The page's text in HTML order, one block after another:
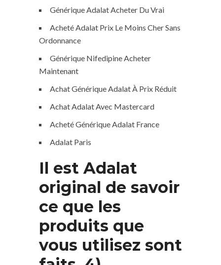
Générique Adalat Acheter Du Vrai
Acheté Adalat Prix Le Moins Cher Sans
Ordonnance
Générique Nifedipine Acheter
Maintenant
Achat Générique Adalat À Prix Réduit
Achat Adalat Avec Mastercard
Acheté Générique Adalat France
Adalat Paris
Il est Adalat
original de savoir
ce que les
produits que
vous utilisez sont